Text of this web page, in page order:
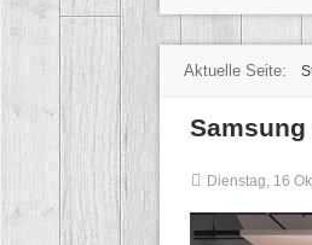
Aktuelle Seite:
Dienstag, 16